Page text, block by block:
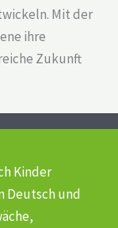
Mit der
ihre
Zukunft
Kinder
Deutsch und